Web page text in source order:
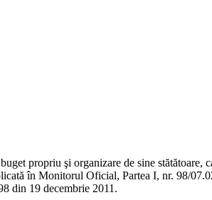
propriu şi organizare de sine
în Monitorul Oficial, Partea I, nr. 98/
din 19 decembrie 2011.